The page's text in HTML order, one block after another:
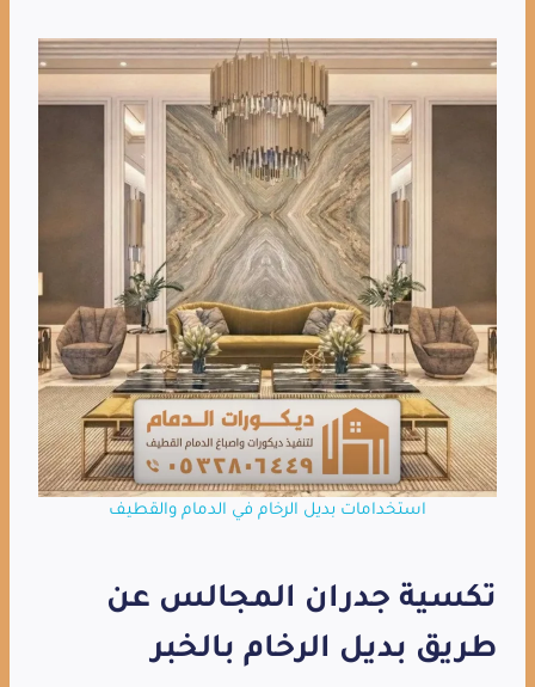
استخدامات بديل الرخام في الدمام والقطيف
تكسية جدران المجالس عن
طريق بديل الرخام بالخبر